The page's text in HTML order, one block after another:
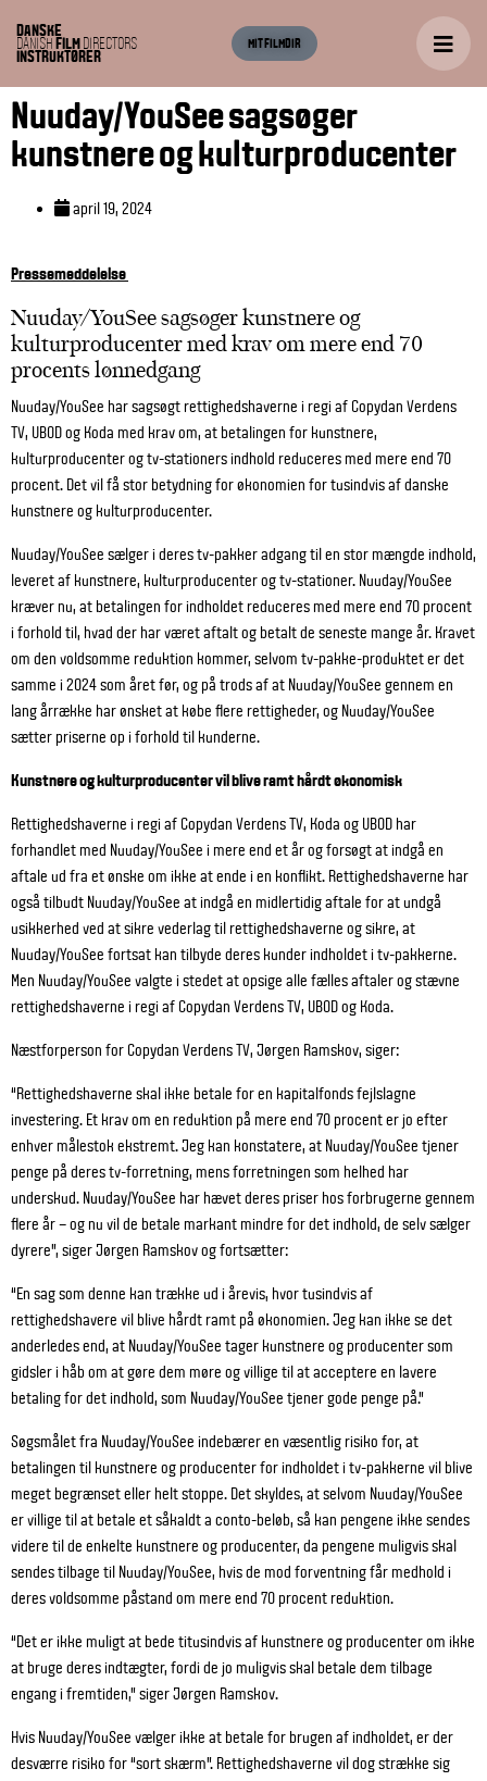
DANSKE
DANISHFILMDIRECTORS
INSTRUKTØRER
MIT FILMDIR
Nuuday/YouSee sagsøger
kunstnere og kulturproducenter
april 19, 2024
Pressemeddelelse
Nuuday/YouSee sagsøger kunstnere og
kulturproducenter med krav om mere end 70
procents lønnedgang
Nuuday/YouSee har sagsøgt rettighedshaverne i regi af Copydan Verdens
TV, UBOD og Koda med krav om, at betalingen for kunstnere,
kulturproducenter og tv-stationers indhold reduceres med mere end 70
procent. Det vil få stor betydning for økonomien for tusindvis af danske
kunstnere og kulturproducenter.
Nuuday/YouSee sælger i deres tv-pakker adgang til en stor mængde indhold,
leveret af kunstnere, kulturproducenter og tv-stationer. Nuuday/YouSee
kræver nu, at betalingen for indholdet reduceres med mere end 70 procent
i forhold til, hvad der har været aftalt og betalt de seneste mange år. Kravet
om den voldsomme reduktion kommer, selvom tv-pakke-produktet er det
samme i 2024 som året før, og på trods af at Nuuday/YouSee gennem en
lang årrække har ønsket at købe flere rettigheder, og Nuuday/YouSee
sætter priserne op i forhold til kunderne.
Kunstnere og kulturproducenter vil blive ramt hårdt økonomisk
Rettighedshaverne i regi af Copydan Verdens TV, Koda og UBOD har
forhandlet med Nuuday/YouSee i mere end et år og forsøgt at indgå en
aftale ud fra et ønske om ikke at ende i en konflikt. Rettighedshaverne har
også tilbudt Nuuday/YouSee at indgå en midlertidig aftale for at undgå
usikkerhed ved at sikre vederlag til rettighedshaverne og sikre, at
Nuuday/YouSee fortsat kan tilbyde deres kunder indholdet i tv-pakkerne.
Men Nuuday/YouSee valgte i stedet at opsige alle fælles aftaler og stævne
rettighedshaverne i regi af Copydan Verdens TV, UBOD og Koda.
Næstforperson for Copydan Verdens TV, Jørgen Ramskov, siger:
“Rettighedshaverne skal ikke betale for en kapitalfonds fejlslagne
investering. Et krav om en reduktion på mere end 70 procent er jo efter
enhver målestok ekstremt. Jeg kan konstatere, at Nuuday/YouSee tjener
penge på deres tv-forretning, mens forretningen som helhed har
underskud. Nuuday/YouSee har hævet deres priser hos forbrugerne gennem
flere år – og nu vil de betale markant mindre for det indhold, de selv sælger
dyrere”, siger Jørgen Ramskov og fortsætter:
“En sag som denne kan trække ud i årevis, hvor tusindvis af
rettighedshavere vil blive hårdt ramt på økonomien. Jeg kan ikke se det
anderledes end, at Nuuday/YouSee tager kunstnere og producenter som
gidsler i håb om at gøre dem møre og villige til at acceptere en lavere
betaling for det indhold, som Nuuday/YouSee tjener gode penge på.”
Søgsmålet fra Nuuday/YouSee indebærer en væsentlig risiko for, at
betalingen til kunstnere og producenter for indholdet i tv-pakkerne vil blive
meget begrænset eller helt stoppe. Det skyldes, at selvom Nuuday/YouSee
er villige til at betale et såkaldt a conto-beløb, så kan pengene ikke sendes
videre til de enkelte kunstnere og producenter, da pengene muligvis skal
sendes tilbage til Nuuday/YouSee, hvis de mod forventning får medhold i
deres voldsomme påstand om mere end 70 procent reduktion.
“Det er ikke muligt at bede titusindvis af kunstnere og producenter om ikke
at bruge deres indtægter, fordi de jo muligvis skal betale dem tilbage
engang i fremtiden,” siger Jørgen Ramskov.
Hvis Nuuday/YouSee vælger ikke at betale for brugen af indholdet, er der
desværre risiko for “sort skærm”. Rettighedshaverne vil dog strække sig